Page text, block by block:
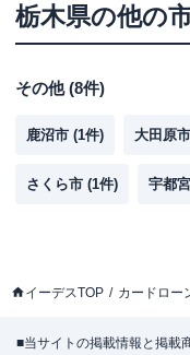
栃木県の他の
その他(8件)
鹿沼市 (1件) 大田原市
さくら市 (1件) 宇都
イーデスTOP カードロー
■当サイトの掲載情報と掲載